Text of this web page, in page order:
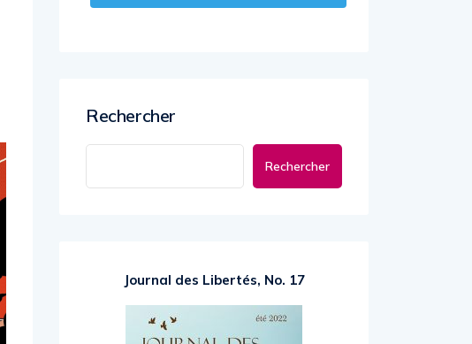
Rechercher
Rechercher
Journal des Libertés, No. 17